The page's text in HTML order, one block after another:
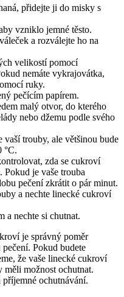
přidejte ji do misky s
vzniklo jemné těsto.
a rozválejte ho na
velikostí pomocí
nemáte vykrajovátka,
ruky.
pečícím papírem.
malý otvor, do kterého
nebo džemu podle svého
vaší trouby, ale většinou bude
°C.
zda se cukroví
Pokud je vaše trouba
pečení zkrátit o pár minut.
a nechte linecké cukroví
a nechte si chutnat.
je správný poměr
Pokud budete
že vaše linecké cukroví
měli možnost ochutnat.
příjemné ochutnávání.